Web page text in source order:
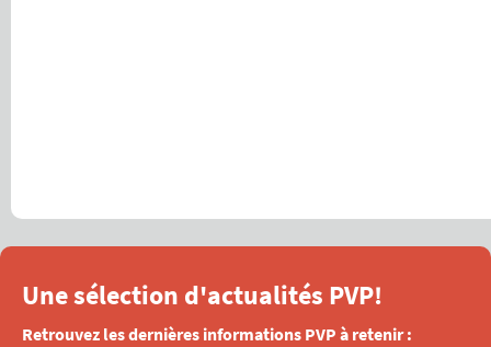
Une sélection d'actualités PVP!
Retrouvez les dernières informations PVP à retenir :